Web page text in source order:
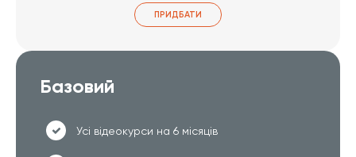
ПРИДБАТИ
Базовий
Усі відеокурси на 6 місяців